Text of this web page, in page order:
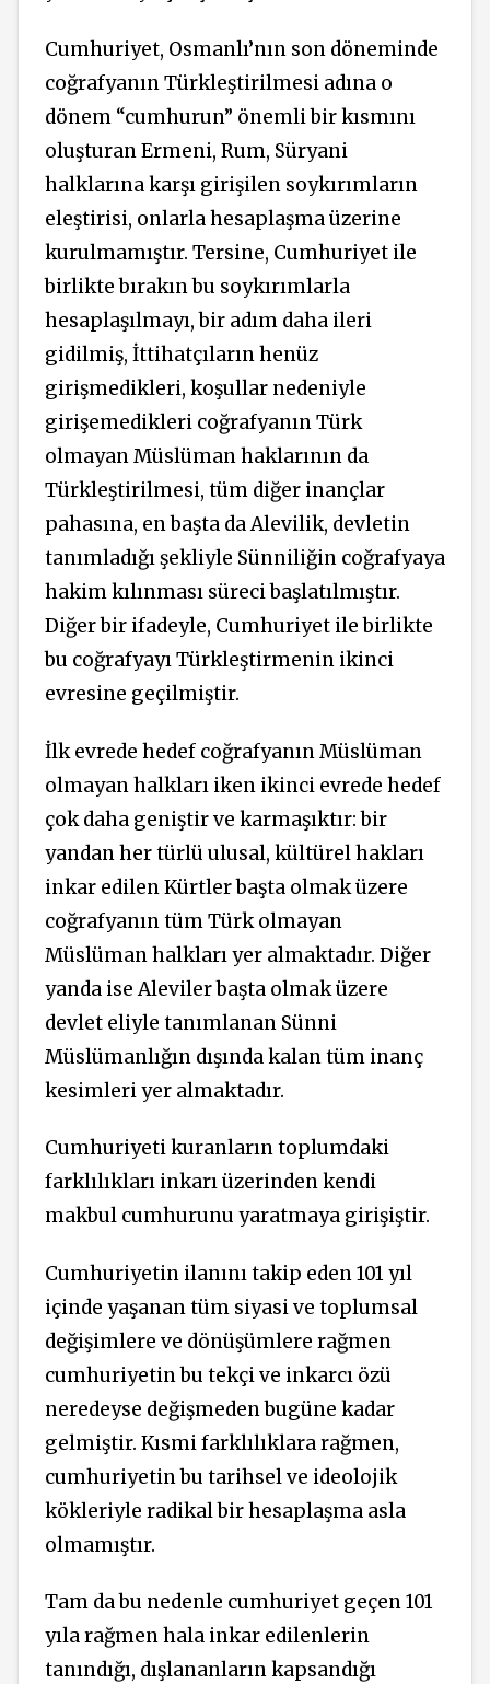
Cumhuriyet, Osmanlı’nın son döneminde
coğrafyanın Türkleştirilmesi adına o
dönem “cumhurun” önemli bir kısmını
oluşturan Ermeni, Rum, Süryani
halklarına karşı girişilen soykırımların
eleştirisi, onlarla hesaplaşma üzerine
kurulmamıştır. Tersine, Cumhuriyet ile
birlikte bırakın bu soykırımlarla
hesaplaşılmayı, bir adım daha ileri
gidilmiş, İttihatçıların henüz
girişmedikleri, koşullar nedeniyle
girişemedikleri coğrafyanın Türk
olmayan Müslüman haklarının da
Türkleştirilmesi, tüm diğer inançlar
pahasına, en başta da Alevilik, devletin
tanımladığı şekliyle Sünniliğin coğrafyaya
hakim kılınması süreci başlatılmıştır.
Diğer bir ifadeyle, Cumhuriyet ile birlikte
bu coğrafyayı Türkleştirmenin ikinci
evresine geçilmiştir.
İlk evrede hedef coğrafyanın Müslüman
olmayan halkları iken ikinci evrede hedef
çok daha geniştir ve karmaşıktır: bir
yandan her türlü ulusal, kültürel hakları
inkar edilen Kürtler başta olmak üzere
coğrafyanın tüm Türk olmayan
Müslüman halkları yer almaktadır. Diğer
yanda ise Aleviler başta olmak üzere
devlet eliyle tanımlanan Sünni
Müslümanlığın dışında kalan tüm inanç
kesimleri yer almaktadır.
Cumhuriyeti kuranların toplumdaki
farklılıkları inkarı üzerinden kendi
makbul cumhurunu yaratmaya girişiştir.
Cumhuriyetin ilanını takip eden 101 yıl
içinde yaşanan tüm siyasi ve toplumsal
değişimlere ve dönüşümlere rağmen
cumhuriyetin bu tekçi ve inkarcı özü
neredeyse değişmeden bugüne kadar
gelmiştir. Kısmi farklılıklara rağmen,
cumhuriyetin bu tarihsel ve ideolojik
kökleriyle radikal bir hesaplaşma asla
olmamıştır.
Tam da bu nedenle cumhuriyet geçen 101
yıla rağmen hala inkar edilenlerin
tanındığı, dışlananların kapsandığı